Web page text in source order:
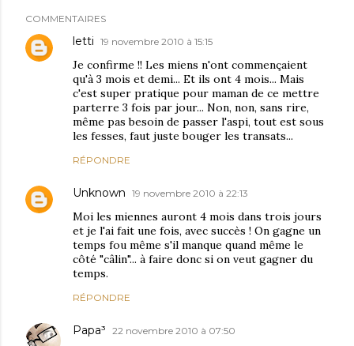
COMMENTAIRES
letti 19 novembre 2010 à 15:15
Je confirme !! Les miens n'ont commençaient
qu'à 3 mois et demi... Et ils ont 4 mois... Mais
c'est super pratique pour maman de ce mettre
parterre 3 fois par jour... Non, non, sans rire,
même pas besoin de passer l'aspi, tout est sous
les fesses, faut juste bouger les transats...
RÉPONDRE
Unknown 19 novembre 2010 à 22:13
Moi les miennes auront 4 mois dans trois jours
et je l'ai fait une fois, avec succès ! On gagne un
temps fou même s'il manque quand même le
côté "câlin"... à faire donc si on veut gagner du
temps.
RÉPONDRE
Papa³ 22 novembre 2010 à 07:50